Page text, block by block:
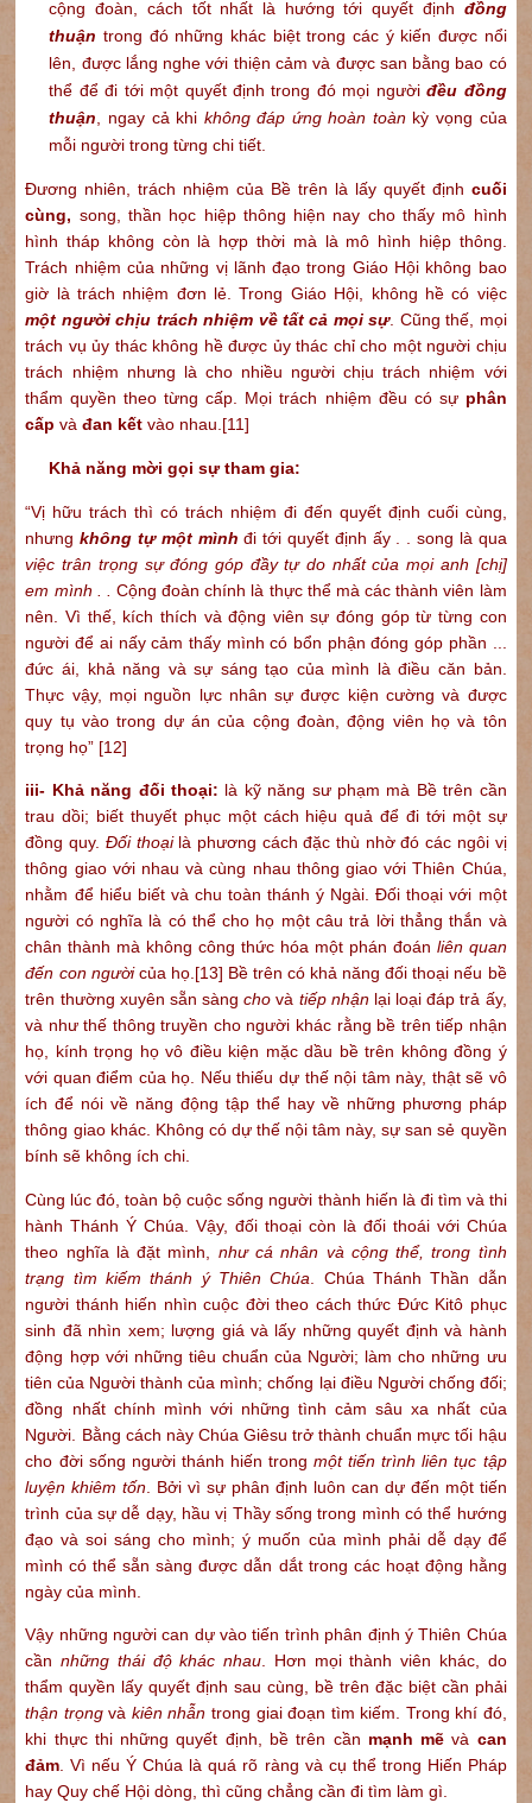
cộng đoàn, cách tốt nhất là hướng tới quyết định đồng
thuận trong đó những khác biệt trong các ý kiến được nổi
lên, được lắng nghe với thiện cảm và được san bằng bao có
thể để đi tới một quyết định trong đó mọi ngườiđều đồng
thuận , ngay cả khi không đáp ứng hoàn toànkỳ vọng của
mỗi người trong từng chi tiết.
Đương nhiên, trách nhiệm của Bề trên là lấy quyết định cuối
cùng, song, thần học hiệp thông hiện nay cho thấy mô hình
hình tháp không còn là hợp thời mà là mô hình hiệp thông.
Trách nhiệm của những vị lãnh đạo trong Giáo Hội không bao
giờ là trách nhiệm đơn lẻ. Trong Giáo Hội, không hề có việc
một người chịu trách nhiệm về tất cả mọi sự. Cũng thế, mọi
trách vụ ủy thác không hề được ủy thác chỉ cho một người chịu
trách nhiệm nhưng là cho nhiều người chịu trách nhiệm với
thẩm quyền theo từng cấp. Mọi trách nhiệm đều có sự phân
cấpvàđan kết vào nhau. [11]
Khả năng mời gọi sự tham gia:
“Vị hữu trách thì có trách nhiệm đi đến quyết định cuối cùng,
nhưngkhông tự một mình đi tới quyết định ấy . . song là qua
việc trân trọng sự đóng góp đầy tự do nhất của mọi anh [chị]
em mình . .Cộng đoàn chính là thực thể mà các thành viên làm
nên. Vì thế, kích thích và động viên sự đóng góp từ từng con
người để ai nấy cảm thấy mình có bổn phận đóng góp phần ...
đức ái, khả năng và sự sáng tạo của mình là điều căn bản.
Thực vậy, mọi nguồn lực nhân sự được kiện cường và được
quy tụ vào trong dự án của cộng đoàn, động viên họ và tôn
trọng họ” [12]
iii- Khả năng đối thoại: là kỹ năng sư phạm mà Bề trên cần
trau dồi; biết thuyết phục một cách hiệu quả để đi tới một sự
đồng quy. Đối thoạilà phương cách đặc thù nhờ đó các ngôi vị
thông giao với nhau và cùng nhau thông giao với Thiên Chúa,
nhằm để hiểu biết và chu toàn thánh ý Ngài. Đối thoại với một
người có nghĩa là có thể cho họ một câu trả lời thẳng thắn và
chân thành mà không công thức hóa một phán đoán liên quan
đến con ngườicủa họ.[13] Bề trên có khả năng đối thoại nếu bề
trên thường xuyên sẵn sàngcho và tiếp nhậnlại loại đáp trả ấy,
và như thế thông truyền cho người khác rằng bề trên tiếp nhận
họ, kính trọng họ vô điều kiện mặc dầu bề trên không đồng ý
với quan điểm của họ. Nếu thiếu dự thế nội tâm này, thật sẽ vô
ích để nói về năng động tập thể hay về những phương pháp
thông giao khác. Không có dự thế nội tâm này, sự san sẻ quyền
bính sẽ không ích chi.
Cùng lúc đó, toàn bộ cuộc sống người thành hiến là đi tìm và thi
hành Thánh Ý Chúa. Vậy, đối thoại còn là đối thoái với Chúa
theo nghĩa là đặt mình, như cá nhân và cộng thể, trong tình
trạng tìm kiếm thánh ý Thiên Chúa . Chúa Thánh Thần dẫn
người thánh hiến nhìn cuộc đời theo cách thức Đức Kitô phục
sinh đã nhìn xem; lượng giá và lấy những quyết định và hành
động hợp với những tiêu chuẩn của Người; làm cho những ưu
tiên của Người thành của mình; chống lại điều Người chống đối;
đồng nhất chính mình với những tình cảm sâu xa nhất của
Người. Bằng cách này Chúa Giêsu trở thành chuẩn mực tối hậu
cho đời sống người thánh hiến trongmột tiến trình liên tục tập
luyện khiêm tốn . Bởi vì sự phân định luôn can dự đến một tiến
trình của sự dễ dạy, hầu vị Thầy sống trong mình có thể hướng
đạo và soi sáng cho mình; ý muốn của mình phải dễ dạy để
mình có thể sẵn sàng được dẫn dắt trong các hoạt động hằng
ngày của mình.
Vậy những người can dự vào tiến trình phân định ý Thiên Chúa
cầnnhững thái độ khác nhau . Hơn mọi thành viên khác, do
thẩm quyền lấy quyết định sau cùng, bề trên đặc biệt cần phải
thận trọngvà kiên nhẫn trong giai đoạn tìm kiếm. Trong khí đó,
khi thực thi những quyết định, bề trên cần mạnh mẽvà can
đảm . Vì nếu Ý Chúa là quá rõ ràng và cụ thể trong Hiến Pháp
hay Quy chế Hội dòng, thì cũng chẳng cần đi tìm làm gì.